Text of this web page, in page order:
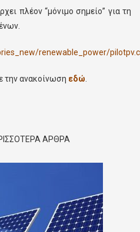
πλέον “μόνιμο σημείο” για τη
renewable_power/
την ανακοίνωση εδώ
ΑΡΘΡΑ